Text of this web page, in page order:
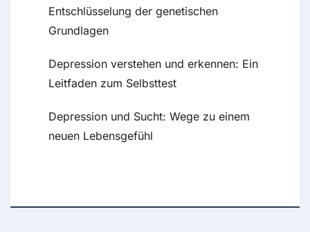
Entschlüsselung der genetischen
Grundlagen
Depression verstehen und erkennen: Ein
Leitfaden zum Selbsttest
Depression und Sucht: Wege zu einem
neuen Lebensgefühl